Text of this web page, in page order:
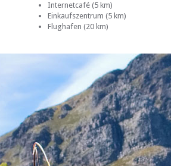
Internetcafé (5 km)
Einkaufszentrum (5 km)
Flughafen (20 km)